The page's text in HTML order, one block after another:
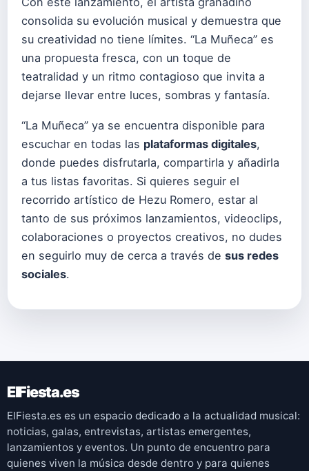
consolida su evolución musical y demuestra que
su creatividad no tiene límites. “La Muñeca” es
una propuesta fresca, con un toque de
teatralidad y un ritmo contagioso que invita a
dejarse llevar entre luces, sombras y fantasía.
“La Muñeca” ya se encuentra disponible para
escuchar en todas las plataformas digitales,
donde puedes disfrutarla, compartirla y añadirla
a tus listas favoritas. Si quieres seguir el
recorrido artístico de Hezu Romero, estar al
tanto de sus próximos lanzamientos, videoclips,
colaboraciones o proyectos creativos, no dudes
en seguirlo muy de cerca a través de sus redes
sociales.
ElFiesta.es
ElFiesta.es es un espacio dedicado a la actualidad musical:
noticias, galas, entrevistas, artistas emergentes,
lanzamientos y eventos. Un punto de encuentro para
quienes viven la música desde dentro y para quienes